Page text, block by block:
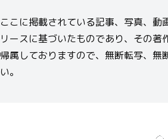
ここに掲載されている記事、写真、動
リースに基づいたものであり、その
帰属しておりますので、無断転写、無
い。